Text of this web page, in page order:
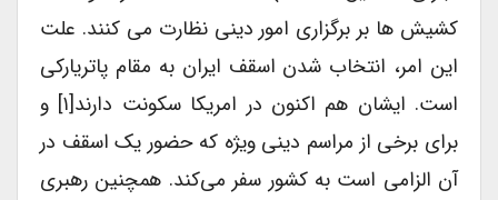
کشیش ها بر برگزاری امور دینی نظارت می کنند. علت
این امر، انتخاب شدن اسقف ایران به مقام پاتریارکی
است. ایشان هم اکنون در امریکا سکونت دارند[۱] و
برای برخی از مراسم دینی ویژه که حضور یک اسقف در
آن الزامی است به کشور سفر می‌کند. همچنین رهبری